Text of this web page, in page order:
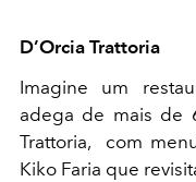
D’Orcia Trattoria
Imagine um
adega de mais de
Trattoria,
com
Kiko Faria que